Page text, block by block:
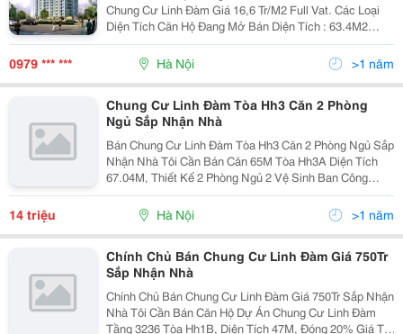
Chung Cư Linh Đàm Giá 16,6 Tr/M2 Full Vat. Các Loại
Diện Tích Căn Hộ Đang Mở Bán Diện Tích : 63.4M2
68.3M2 87.8 M2 89 M2 90.2M2 90.5M2 91.8M2 90.2M2
90.7 M2 91.8M2 Tầng
0979 *** *** Hà Nội >1 năm
Chung Cư Linh Đàm Tòa Hh3 Căn 2 Phòng
Ngủ Sắp Nhận Nhà
Bán Chung Cư Linh Đàm Tòa Hh3 Căn 2 Phòng Ngủ Sắp
Nhận Nhà Tôi Cần Bán Căn 65M Tòa Hh3A Diện Tích
67.04M, Thiết Kế 2 Phòng Ngủ 2 Vệ Sinh Ban Công
Đông Nam. Đóng 60%,, Hỗ Trợ Vay Ngân Hàng Lãi 5%
Trong 15 Năm Không Đổi Giá Bán Thỏa Thuận
14 triệu Hà Nội >1 năm
Chính Chủ Bán Chung Cư Linh Đàm Giá 750Tr
Sắp Nhận Nhà
Chính Chủ Bán Chung Cư Linh Đàm Giá 750Tr Sắp Nhận
Nhà Tôi Cần Bán Căn Hộ Dự Án Chung Cư Linh Đàm
Tầng 3236 Tòa Hh1B, Diện Tích 47M, Đóng 20% Giá Trị